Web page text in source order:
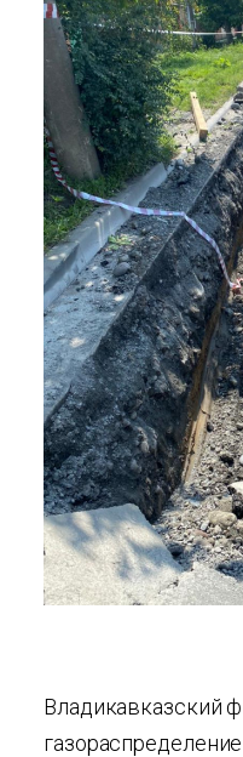
Владикавказский